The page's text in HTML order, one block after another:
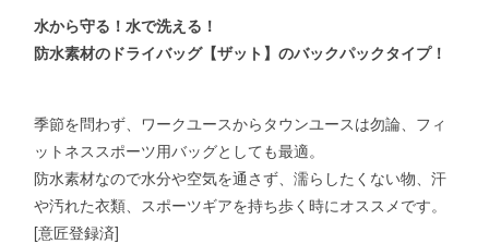
水から守る！水で洗える！
防水素材のドライバッグ【ザット】のバックパックタイプ！
季節を問わず、ワークユースからタウンユースは勿論、フィ
ットネススポーツ用バッグとしても最適。
防水素材なので水分や空気を通さず、濡らしたくない物、汗
や汚れた衣類、スポーツギアを持ち歩く時にオススメです。
[意匠登録済]